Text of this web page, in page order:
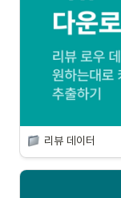
리뷰 데이터